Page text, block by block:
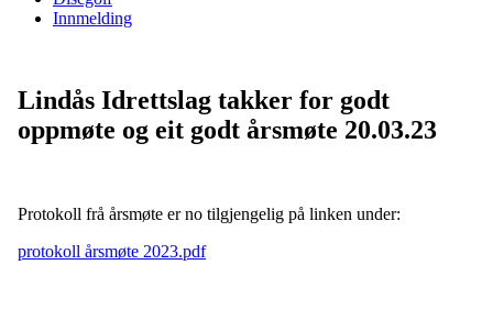
Innmelding
Lindås Idrettslag takker for godt
oppmøte og eit godt årsmøte 20.03.23
Protokoll frå årsmøte er no tilgjengelig på linken under:
protokoll årsmøte 2023.pdf